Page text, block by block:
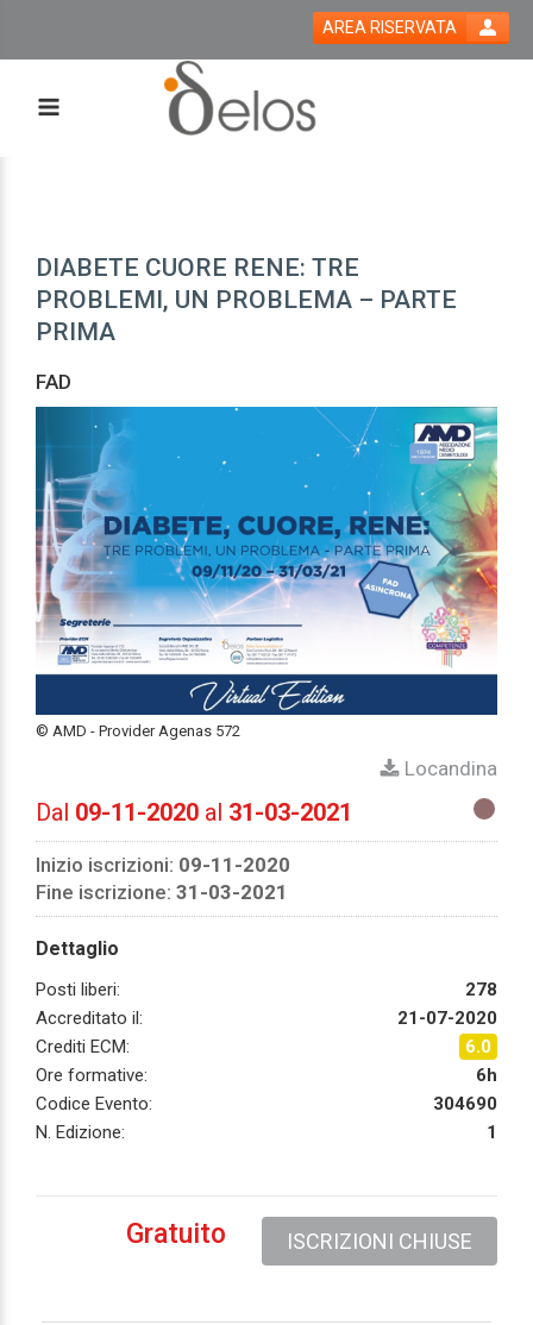
AREA RISERVATA
DIABETE CUORE RENE: TRE
PROBLEMI, UN PROBLEMA – PARTE
PRIMA
FAD
© AMD - Provider Agenas 572
Locandina
Dal 09-11-2020 al 31-03-2021
Inizio iscrizioni: 09-11-2020
Fine iscrizione: 31-03-2021
Dettaglio
Posti liberi:
278
Accreditato il:
21-07-2020
Crediti ECM:
6.0
Ore formative:
6h
Codice Evento:
304690
N. Edizione:
1
ISCRIZIONI CHIUSE
Gratuito